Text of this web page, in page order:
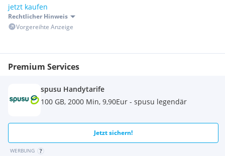
abziehen.
Klebende Seite der Folie mit d-c-fix Montageflüssigkeit
oder Wasser besprühen.
Wasser ausrakeln.
jetzt kaufen
Rechtlicher Hinweis
Vorgereihte Anzeige
Premium Services
spusu Handytarife
100 GB, 2000 Min, 9,90Eur - spusu legendär
Jetzt sichern!
WERBUNG